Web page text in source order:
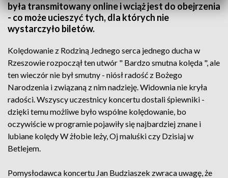
była transmitowany online i wciąż jest do obejrzenia
- co może ucieszyć tych, dla których nie
wystarczyło biletów.
Kolędowanie z Rodziną Jednego serca jednego ducha w
Rzeszowie rozpoczął ten utwór " Bardzo smutna kolęda ", ale
ten wieczór nie był smutny - niósł radość z Bożego
Narodzenia i związaną z nim nadzieję. Widownia nie kryła
radości. Wszyscy uczestnicy koncertu dostali śpiewniki -
dzięki temu możliwe było wspólne kolędowanie, bo
oczywiście w programie pojawiły się najbardziej znane i
lubiane kolędy W żłobie leży, Oj maluśki czy Dzisiaj w
Betlejem.
Pomysłodawca koncertu Jan Budziaszek zwraca uwagę, że